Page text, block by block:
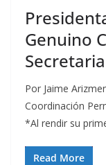
Genuino
Por Jaime
Coordinación
*Al rendir su
Read More